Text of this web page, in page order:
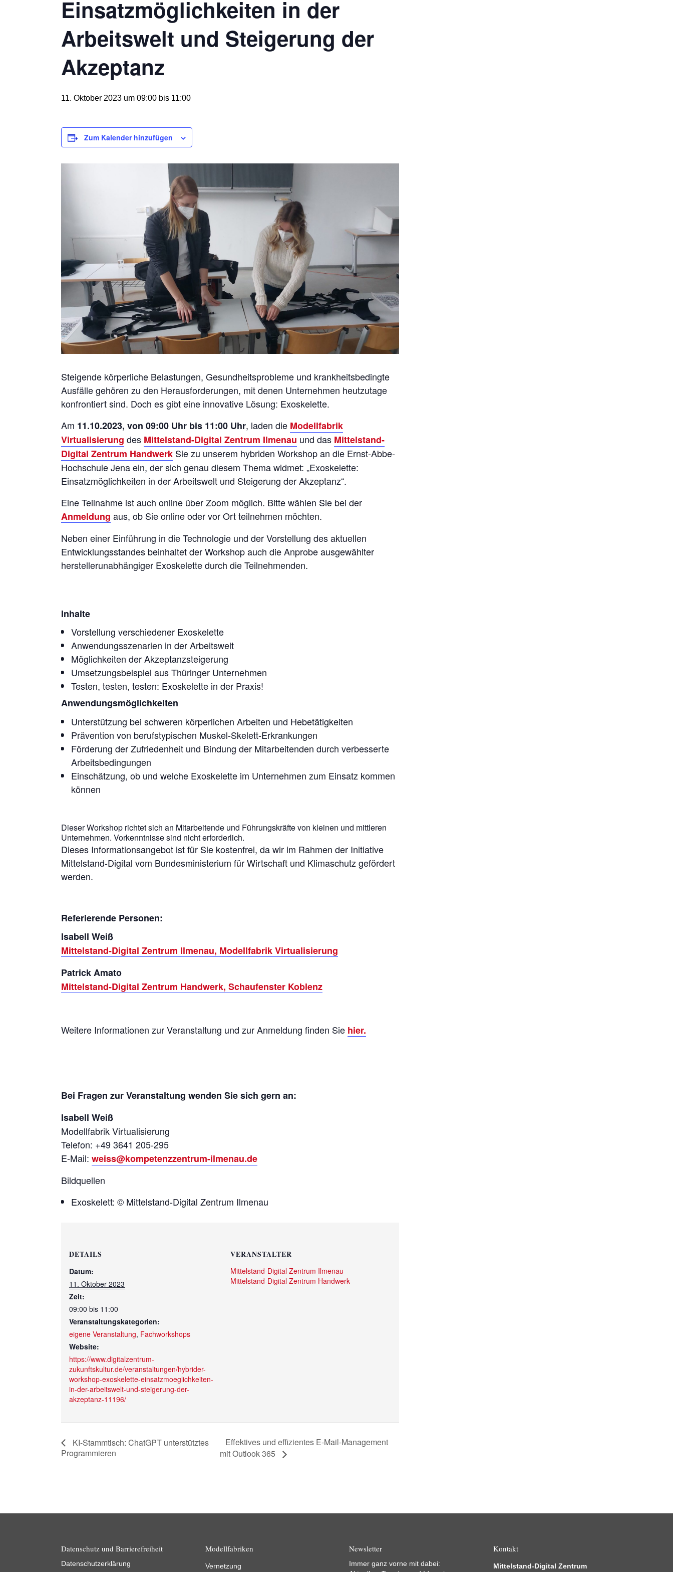
Einsatzmöglichkeiten in der
Arbeitswelt und Steigerung der
Akzeptanz
11. Oktober 2023 um 09:00 bis 11:00
Steigende körperliche Belastungen, Gesundheitsprobleme und krankheitsbedingte
Ausfälle gehören zu den Herausforderungen, mit denen Unternehmen heutzutage
konfrontiert sind. Doch es gibt eine innovative Lösung: Exoskelette.
Am 11.10.2023, von 09:00 Uhr bis 11:00 Uhr, laden die Modellfabrik
Virtualisierung des Mittelstand-Digital Zentrum Ilmenau und das Mittelstand-
Digital Zentrum Handwerk Sie zu unserem hybriden Workshop an die Ernst-Abbe-
Hochschule Jena ein, der sich genau diesem Thema widmet: „Exoskelette:
Einsatzmöglichkeiten in der Arbeitswelt und Steigerung der Akzeptanz“.
Eine Teilnahme ist auch online über Zoom möglich. Bitte wählen Sie bei der
Anmeldung aus, ob Sie online oder vor Ort teilnehmen möchten.
Neben einer Einführung in die Technologie und der Vorstellung des aktuellen
Entwicklungsstandes beinhaltet der Workshop auch die Anprobe ausgewählter
herstellerunabhängiger Exoskelette durch die Teilnehmenden.
Inhalte
Vorstellung verschiedener Exoskelette
Anwendungsszenarien in der Arbeitswelt
Möglichkeiten der Akzeptanzsteigerung
Umsetzungsbeispiel aus Thüringer Unternehmen
Testen, testen, testen: Exoskelette in der Praxis!
Anwendungsmöglichkeiten
Unterstützung bei schweren körperlichen Arbeiten und Hebetätigkeiten
Prävention von berufstypischen Muskel-Skelett-Erkrankungen
Förderung der Zufriedenheit und Bindung der Mitarbeitenden durch verbesserte
Arbeitsbedingungen
Einschätzung, ob und welche Exoskelette im Unternehmen zum Einsatz kommen
können
Dieser Workshop richtet sich an Mitarbeitende und Führungskräfte von kleinen und mittleren
Unternehmen. Vorkenntnisse sind nicht erforderlich.
Dieses Informationsangebot ist für Sie kostenfrei, da wir im Rahmen der Initiative
Mittelstand-Digital vom Bundesministerium für Wirtschaft und Klimaschutz gefördert
werden.
Referierende Personen:
Isabell Weiß
Mittelstand-Digital Zentrum Ilmenau, Modellfabrik Virtualisierung
Patrick Amato
Mittelstand-Digital Zentrum Handwerk, Schaufenster Koblenz
Weitere Informationen zur Veranstaltung und zur Anmeldung finden Sie hier.
Bei Fragen zur Veranstaltung wenden Sie sich gern an:
Isabell Weiß
Modellfabrik Virtualisierung
Telefon: +49 3641 205-295
E-Mail: weiss@kompetenzzentrum-ilmenau.de
Bildquellen
Exoskelett: © Mittelstand-Digital Zentrum Ilmenau
Zum Kalender hinzufügen
DETAILS
Datum:
11. Oktober 2023
Zeit:
09:00 bis 11:00
Veranstaltungskategorien:
eigene Veranstaltung, Fachworkshops
Website:
https://www.digitalzentrum-
zukunftskultur.de/veranstaltungen/hybrider-
workshop-exoskelette-einsatzmoeglichkeiten-
in-der-arbeitswelt-und-steigerung-der-
akzeptanz-11196/
VERANSTALTER
Mittelstand-Digital Zentrum Ilmenau
Mittelstand-Digital Zentrum Handwerk
KI-Stammtisch: ChatGPT unterstütztes
Programmieren
Effektives und effizientes E-Mail-Management
mit Outlook 365
Datenschutz und Barrierefreiheit
Datenschutzerklärung
Modellfabriken
Vernetzung
Newsletter
Immer ganz vorne mit dabei:
Kontakt
Mittelstand-Digital Zentrum